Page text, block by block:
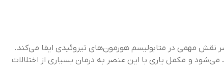
نقش مهمی در متابولیسم هورمون‌های تیروئیدی ایفا می‌کند.
می‌شود و مکمل یاری با این عنصر به درمان بسیاری از اختلالات